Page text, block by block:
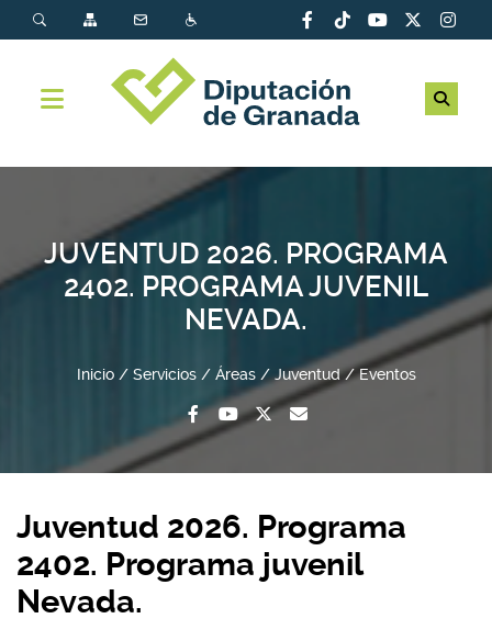
JUVENTUD 2026. PROGRAMA
2402. PROGRAMA JUVENIL
NEVADA.
Inicio Servicios Áreas Juventud Eventos
Juventud 2026. Programa
2402. Programa juvenil
Nevada.